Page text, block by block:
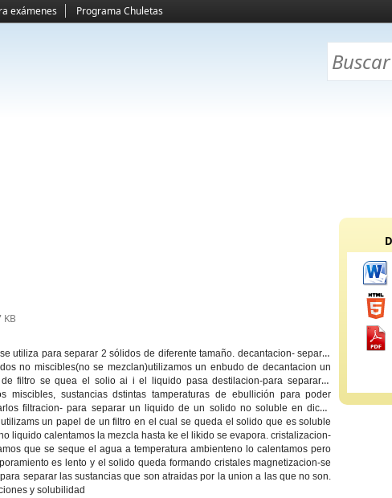
exámenes Programa Chuletas
utiliza para separar 2 sólidos de diferente tamaño. decantacion- separar
no miscibles(no se mezclan)utilizamos un enbudo de decantacion un
de filtro se quea el solio ai i el liquido pasadestilacion-para separar 2
miscibles, sustancias dstintas tamperaturas de ebullición para poder
filtracion- para separar un liquido de un solido no soluble en dicho
utilizams un papel de un filtro en el cual se queda el solido que es soluble
liquido calentamos la mezcla hasta ke el likido se evapora.cristalizacion-
que se seque el agua a temperatura ambienteno lo calentamos pero
es lento y el solido queda formando cristalesmagnetizacion-se
separar las sustancias que son atraidas por la union a las que no son.
y solubilidad